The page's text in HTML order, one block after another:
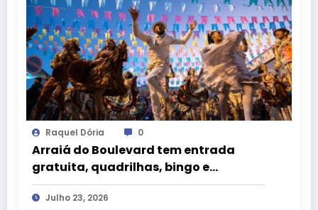
Raquel Dória 0
Arraiá do Boulevard tem entrada
gratuita, quadrilhas, bingo e
atrações para crianças neste fim de
semana
Julho 23, 2026